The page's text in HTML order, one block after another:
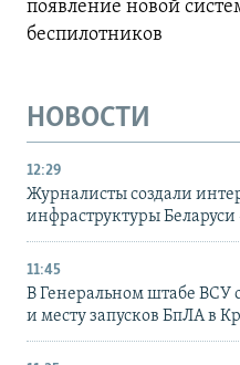
появление новой
беспилотников
НОВОСТИ
12:29
Журналисты создали
инфраструктуры Беларуси
11:45
В Генеральном штабе ВСУ
и месту запусков БпЛА в